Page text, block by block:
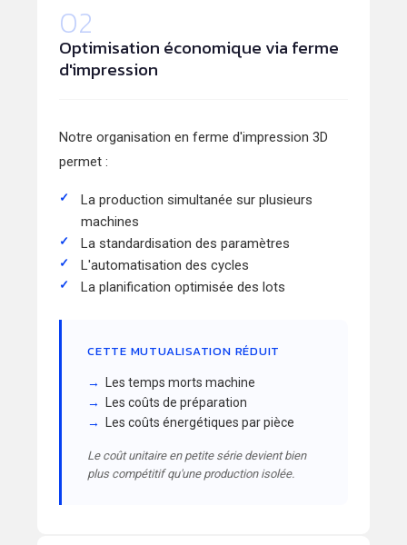
02
Optimisation économique via ferme
d'impression
Notre organisation en ferme d'impression 3D
permet :
La production simultanée sur plusieurs
machines
La standardisation des paramètres
L'automatisation des cycles
La planification optimisée des lots
CETTE MUTUALISATION RÉDUIT
Les temps morts machine
Les coûts de préparation
Les coûts énergétiques par pièce
Le coût unitaire en petite série devient bien
plus compétitif qu'une production isolée.